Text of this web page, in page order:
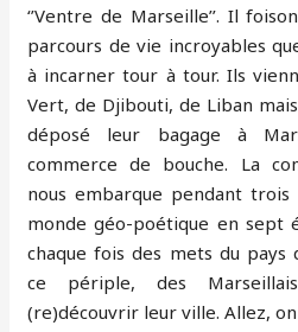
‘’Ventre de Marseille’’. Il
parcours de vie incroyables
à incarner tour à tour. Ils
Vert, de Djibouti, de Liban
déposé leur bagage à
commerce de bouche. La
nous embarque pendant
monde géo-poétique en sept
chaque fois des mets du pays
ce périple, des
(re)découvrir leur ville. Allez,